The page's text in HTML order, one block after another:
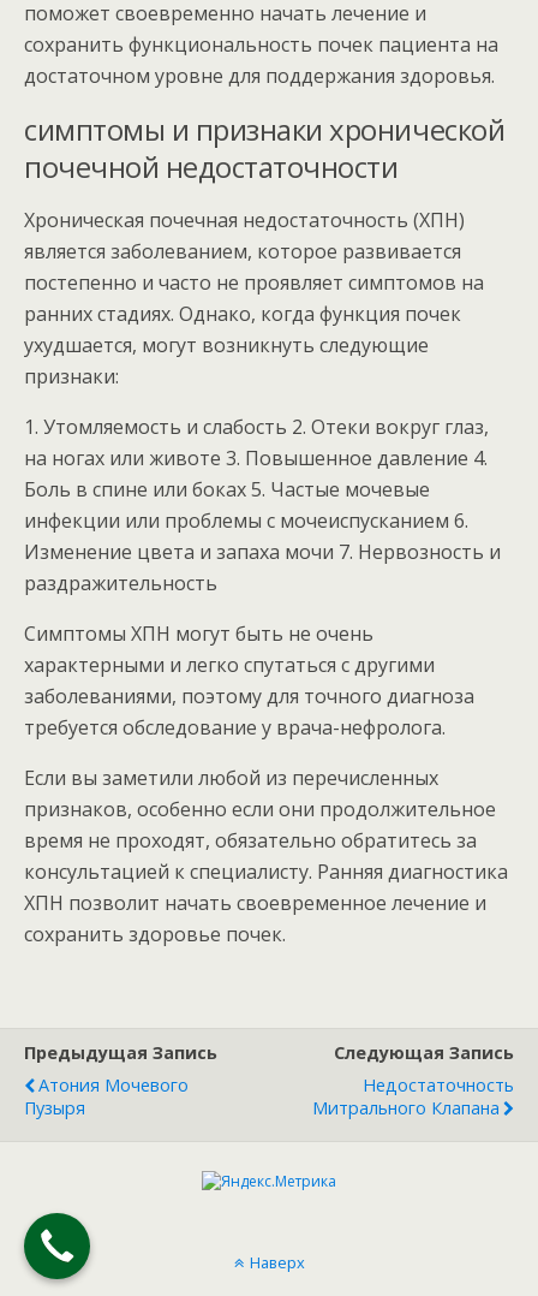
поможет своевременно начать лечение и
сохранить функциональность почек пациента на
достаточном уровне для поддержания здоровья.
симптомы и признаки хронической
почечной недостаточности
Хроническая почечная недостаточность (ХПН)
является заболеванием, которое развивается
постепенно и часто не проявляет симптомов на
ранних стадиях. Однако, когда функция почек
ухудшается, могут возникнуть следующие
признаки:
1. Утомляемость и слабость 2. Отеки вокруг глаз,
на ногах или животе 3. Повышенное давление 4.
Боль в спине или боках 5. Частые мочевые
инфекции или проблемы с мочеиспусканием 6.
Изменение цвета и запаха мочи 7. Нервозность и
раздражительность
Симптомы ХПН могут быть не очень
характерными и легко спутаться с другими
заболеваниями, поэтому для точного диагноза
требуется обследование у врача-нефролога.
Если вы заметили любой из перечисленных
признаков, особенно если они продолжительное
время не проходят, обязательно обратитесь за
консультацией к специалисту. Ранняя диагностика
ХПН позволит начать своевременное лечение и
сохранить здоровье почек.
Предыдущая Запись
Атония Мочевого
Пузыря
Следующая Запись
Недостаточность
Митрального Клапана
Наверх